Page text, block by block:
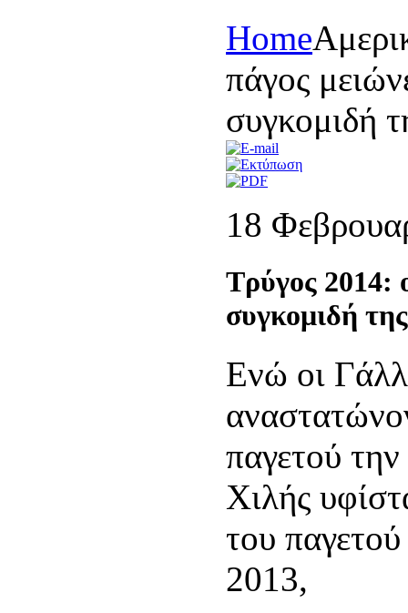
Home
πάγος
συγκομιδή
18
Τρύγος 2014:
συγκομιδή
Ενώ οι
παγετού την
Χιλής
του
2013,